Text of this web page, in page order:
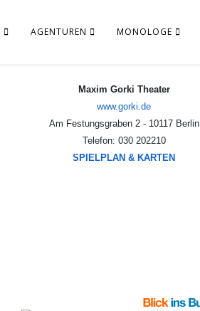
AGENTUREN MONOLOGE
Maxim Gorki Theater
www.gorki.de
Am Festungsgraben 2 - 10117 Berlin
Telefon: 030 202210
SPIELPLAN & KARTEN